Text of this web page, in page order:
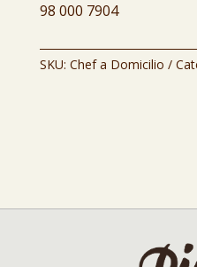
98 000 7904
SKU: Chef a Domicilio